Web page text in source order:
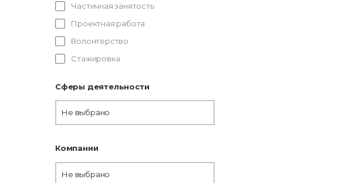
Частичная занятость
Проектная работа
Волонтерство
Стажировка
Сферы деятельности
Не выбрано
Компании
Не выбрано